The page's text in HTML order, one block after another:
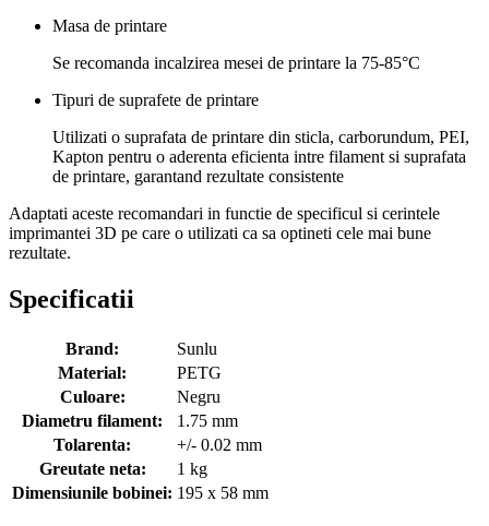
Masa de printare
Se recomanda incalzirea mesei de printare la 75-85°C
Tipuri de suprafete de printare
Utilizati o suprafata de printare din sticla, carborundum, PEI,
Kapton pentru o aderenta eficienta intre filament si suprafata
de printare, garantand rezultate consistente
Adaptati aceste recomandari in functie de specificul si cerintele
imprimantei 3D pe care o utilizati ca sa optineti cele mai bune
rezultate.
Specificatii
Brand:
Sunlu
Material:
PETG
Culoare:
Negru
Diametru filament:
1.75 mm
Tolarenta:
+/- 0.02 mm
Greutate neta:
1 kg
Dimensiunile bobinei: 195 x 58 mm